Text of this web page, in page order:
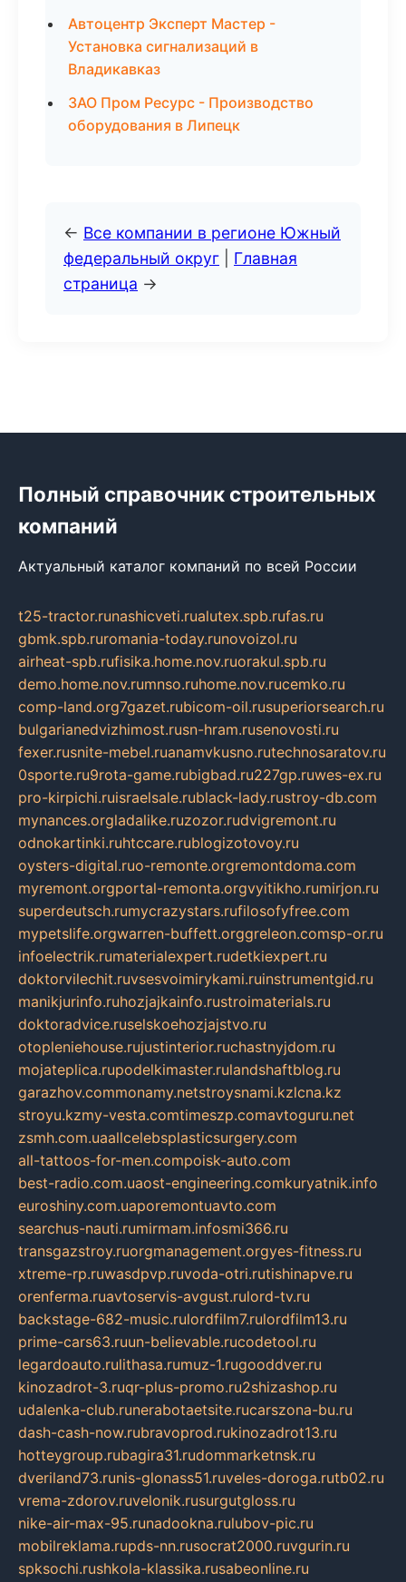
Автоцентр Эксперт Мастер -
Установка сигнализаций в
Владикавказ
ЗАО Пром Ресурс - Производство
оборудования в Липецк
← Все компании в регионе Южный
федеральный округ
Главная
страница →
Полный справочник строительных
компаний
Актуальный каталог компаний по всей России
t25-tractor.runashicveti.rualutex.spb.rufas.ru
gbmk.spb.ruromania-today.runovoizol.ru
airheat-spb.rufisika.home.nov.ruorakul.spb.ru
demo.home.nov.rumnso.ruhome.nov.rucemko.ru
comp-land.org7gazet.rubicom-oil.rusuperiorsearch.ru
bulgarianedvizhimost.rusn-hram.rusenovosti.ru
fexer.rusnite-mebel.ruanamvkusno.rutechnosaratov.ru
0sporte.ru9rota-game.rubigbad.ru227gp.ruwes-ex.ru
pro-kirpichi.ruisraelsale.rublack-lady.rustroy-db.com
mynances.orgladalike.ruzozor.rudvigremont.ru
odnokartinki.ruhtccare.rublogizotovoy.ru
oysters-digital.ruo-remonte.orgremontdoma.com
myremont.orgportal-remonta.orgvyitikho.rumirjon.ru
superdeutsch.rumycrazystars.rufilosofyfree.com
mypetslife.orgwarren-buffett.orggreleon.comsp-or.ru
infoelectrik.rumaterialexpert.rudetkiexpert.ru
doktorvilechit.ruvsesvoimirykami.ruinstrumentgid.ru
manikjurinfo.ruhozjajkainfo.rustroimaterials.ru
doktoradvice.ruselskoehozjajstvo.ru
otopleniehouse.rujustinterior.ruchastnyjdom.ru
mojateplica.rupodelkimaster.rulandshaftblog.ru
garazhov.commonamy.netstroysnami.kzlcna.kz
stroyu.kzmy-vesta.comtimeszp.comavtoguru.net
zsmh.com.uaallcelebsplasticsurgery.com
all-tattoos-for-men.compoisk-auto.com
best-radio.com.uaost-engineering.comkuryatnik.info
euroshiny.com.uaporemontuavto.com
searchus-nauti.rumirmam.infosmi366.ru
transgazstroy.ruorgmanagement.orgyes-fitness.ru
xtreme-rp.ruwasdpvp.ruvoda-otri.rutishinapve.ru
orenferma.ruavtoservis-avgust.rulord-tv.ru
backstage-682-music.rulordfilm7.rulordfilm13.ru
prime-cars63.ruun-believable.rucodetool.ru
legardoauto.rulithasa.rumuz-1.rugooddver.ru
kinozadrot-3.ruqr-plus-promo.ru2shizashop.ru
udalenka-club.runerabotaetsite.rucarszona-bu.ru
dash-cash-now.rubravoprod.rukinozadrot13.ru
hotteygroup.rubagira31.rudommarketnsk.ru
dveriland73.runis-glonass51.ruveles-doroga.rutb02.ru
vrema-zdorov.ruvelonik.rusurgutgloss.ru
nike-air-max-95.runadookna.rulubov-pic.ru
mobilreklama.rupds-nn.rusocrat2000.ruvgurin.ru
spksochi.rushkola-klassika.rusabeonline.ru